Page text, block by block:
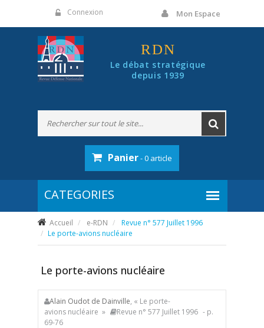
Connexion Mon Espace
RDN
Le débat stratégique
depuis 1939
Panier- 0 article
Accueil e-RDN
Revue n° 577 Juillet 1996
Le porte-avions nucléaire
Le porte-avions nucléaire
Alain Oudot de Dainville, « Le porte-
avions nucléaire »
Revue n° 577 Juillet 1996 - p.
69-76